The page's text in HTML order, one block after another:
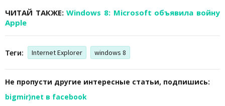
ЧИТАЙ ТАКЖЕ:Windows 8: Microsoft объявила войну
Apple
Теги: Internet Explorer windows 8
Не пропусти другие интересные статьи, подпишись:
bigmir)net в facebook